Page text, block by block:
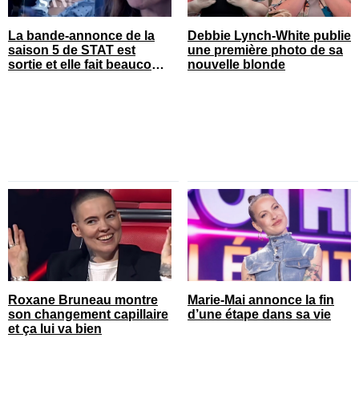
La bande-annonce de la
saison 5 de STAT est
sortie et elle fait beaucoup
Debbie Lynch-White publie
une première photo de sa
nouvelle blonde
Roxane Bruneau montre
son changement capillaire
et ça lui va bien
Marie-Mai annonce la fin
d’une étape dans sa vie